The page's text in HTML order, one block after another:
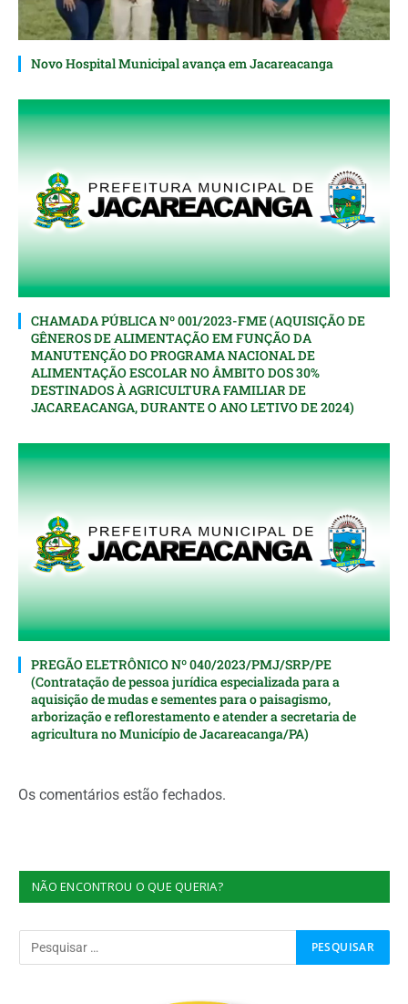
Novo Hospital Municipal avança em Jacareacanga
CHAMADA PÚBLICA Nº 001/2023-FME (AQUISIÇÃO DE
GÊNEROS DE ALIMENTAÇÃO EM FUNÇÃO DA
MANUTENÇÃO DO PROGRAMA NACIONAL DE
ALIMENTAÇÃO ESCOLAR NO ÂMBITO DOS 30%
DESTINADOS À AGRICULTURA FAMILIAR DE
JACAREACANGA, DURANTE O ANO LETIVO DE 2024)
PREGÃO ELETRÔNICO Nº 040/2023/PMJ/SRP/PE
(Contratação de pessoa jurídica especializada para a
aquisição de mudas e sementes para o paisagismo,
arborização e reflorestamento e atender a secretaria de
agricultura no Município de Jacareacanga/PA)
Os comentários estão fechados.
NÃO ENCONTROU O QUE QUERIA?